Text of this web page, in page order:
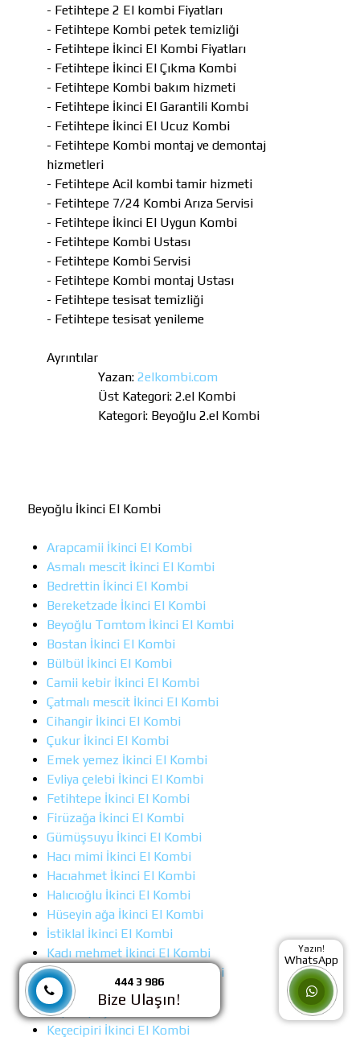
444 3 986
Bize Ulaşın!
Yazın!
WhatsApp
- Fetihtepe 2 El kombi Fiyatları
- Fetihtepe Kombi petek temizliği
- Fetihtepe İkinci El Kombi Fiyatları
- Fetihtepe İkinci El Çıkma Kombi
- Fetihtepe Kombi bakım hizmeti
- Fetihtepe İkinci El Garantili Kombi
- Fetihtepe İkinci El Ucuz Kombi
- Fetihtepe Kombi montaj ve demontaj
hizmetleri
- Fetihtepe Acil kombi tamir hizmeti
- Fetihtepe 7/24 Kombi Arıza Servisi
- Fetihtepe İkinci El Uygun Kombi
- Fetihtepe Kombi Ustası
- Fetihtepe Kombi Servisi
- Fetihtepe Kombi montaj Ustası
- Fetihtepe tesisat temizliği
- Fetihtepe tesisat yenileme
Ayrıntılar
Yazan: 2elkombi.com
Üst Kategori: 2.el Kombi
Kategori: Beyoğlu 2.el Kombi
Beyoğlu İkinci El Kombi
Arapcamii İkinci El Kombi
Asmalı mescit İkinci El Kombi
Bedrettin İkinci El Kombi
Bereketzade İkinci El Kombi
Beyoğlu Tomtom İkinci El Kombi
Bostan İkinci El Kombi
Bülbül İkinci El Kombi
Camii kebir İkinci El Kombi
Çatmalı mescit İkinci El Kombi
Cihangir İkinci El Kombi
Çukur İkinci El Kombi
Emek yemez İkinci El Kombi
Evliya çelebi İkinci El Kombi
Fetihtepe İkinci El Kombi
Firüzağa İkinci El Kombi
Gümüşsuyu İkinci El Kombi
Hacı mimi İkinci El Kombi
Hacıahmet İkinci El Kombi
Halıcıoğlu İkinci El Kombi
Hüseyin ağa İkinci El Kombi
İstiklal İkinci El Kombi
Kadı mehmet İkinci El Kombi
Kalyoncu kulluk İkinci El Kombi
Kamerhatun İkinci El Kombi
Kaptanpaşa İkinci El Kombi
Keçecipiri İkinci El Kombi